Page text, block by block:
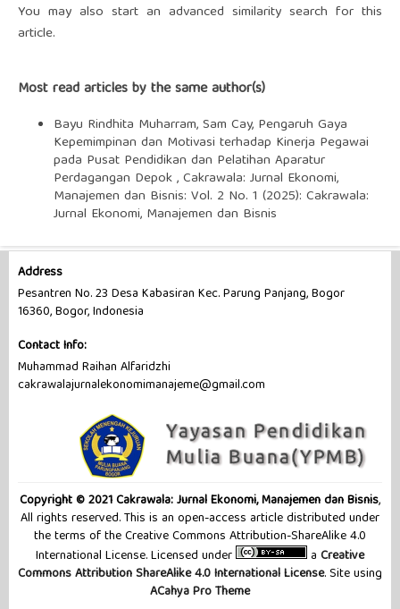
You may also start an advanced similarity search for this
article.
Most read articles by the same author(s)
Bayu Rindhita Muharram, Sam Cay, Pengaruh Gaya
Kepemimpinan dan Motivasi terhadap Kinerja Pegawai
pada Pusat Pendidikan dan Pelatihan Aparatur
Perdagangan Depok,Cakrawala: Jurnal Ekonomi,
Manajemen dan Bisnis: Vol. 2 No. 1 (2025): Cakrawala:
Jurnal Ekonomi, Manajemen dan Bisnis
Address
Pesantren No. 23 Desa Kabasiran Kec. Parung Panjang, Bogor
16360, Bogor, Indonesia
Contact Info:
Muhammad Raihan Alfaridzhi
cakrawalajurnalekonomimanajeme@gmail.com
Copyright © 2021 Cakrawala: Jurnal Ekonomi, Manajemen dan Bisnis,
All rights reserved. This is an open-access article distributed under
the terms of the Creative Commons Attribution-ShareAlike 4.0
International License. Licensed under
a Creative
Commons Attribution ShareAlike 4.0 International License. Site using
ACahya Pro Theme